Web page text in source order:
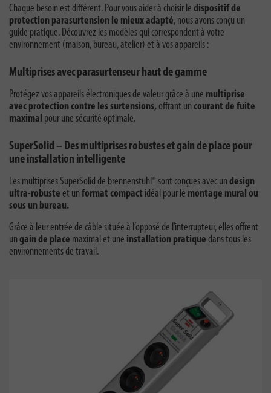
Chaque besoin est différent. Pour vous aider à choisir le dispositif de
protection parasurtension le mieux adapté, nous avons conçu un
guide pratique. Découvrez les modèles qui correspondent à votre
environnement (maison, bureau, atelier) et à vos appareils :
Multiprises avec parasurtenseur haut de gamme
Protégez vos appareils électroniques de valeur grâce à une multiprise
avec protection contre les surtensions,offrant un courant de fuite
maximal pour une sécurité optimale.
SuperSolid – Des multiprises robustes et gain de place pour
une installation intelligente
Les multiprises SuperSolid de brennenstuhl® sont conçues avec un design
ultra-robuste et un format compact idéal pour le montage mural ou
sous un bureau.
Grâce à leur entrée de câble située à l’opposé de l’interrupteur, elles offrent
un gain de place maximal et une installation pratique dans tous les
environnements de travail.